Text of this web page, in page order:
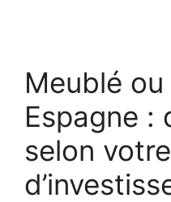
Meublé ou vide en
Espagne :
selon